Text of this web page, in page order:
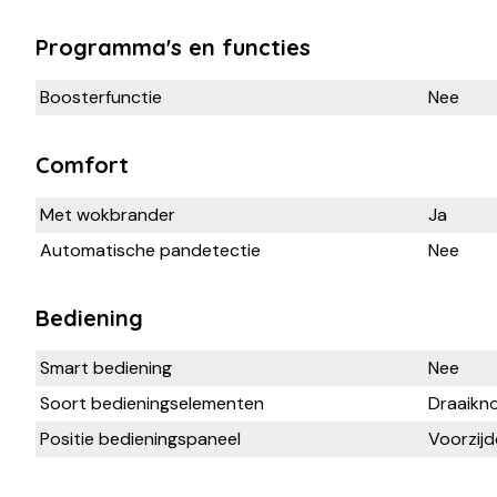
Programma's en functies
Boosterfunctie Nee
Comfort
Met wokbrander
Ja
Automatische pandetectie
Nee
Bediening
Smart bediening
Nee
Soort bedieningselementen
Positie bedieningspaneel